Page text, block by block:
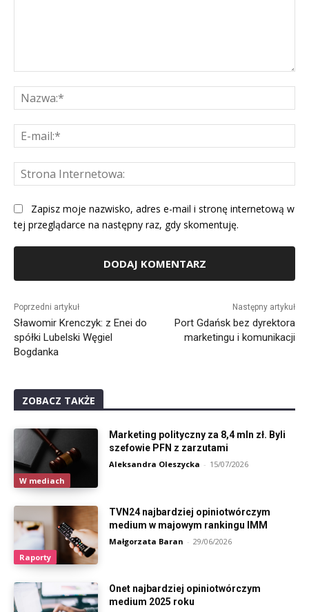
Zapisz moje nazwisko, adres e-mail i stronę internetową w
tej przeglądarce na następny raz, gdy skomentuję.
Poprzedni artykuł
Sławomir Krenczyk: z Enei do
spółki Lubelski Węgiel
Bogdanka
Następny artykuł
Port Gdańsk bez dyrektora
marketingu i komunikacji
ZOBACZ TAKŻE
W mediach
Marketing polityczny za 8,4 mln zł. Byli
szefowie PFN z zarzutami
Aleksandra Oleszycka - 15/07/2026
Raporty
TVN24 najbardziej opiniotwórczym
medium w majowym rankingu IMM
Małgorzata Baran - 29/06/2026
Onet najbardziej opiniotwórczym
medium 2025 roku